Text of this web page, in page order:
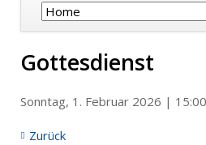
Navigation
Gottesdienst
Sonntag, 1. Februar 2026 |
Zurück